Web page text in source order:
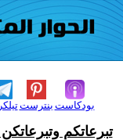
بنترست بودكاست
تبرعاتكم